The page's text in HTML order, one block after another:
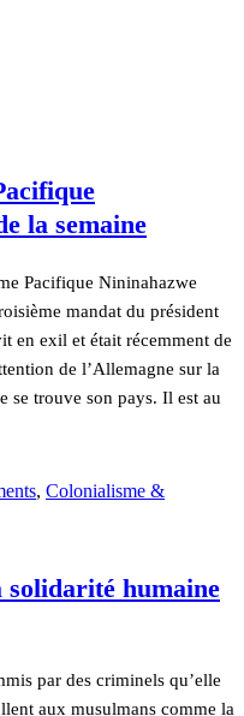
la semaine
Pacifique Nininahazwe
mandat du président
en exil et était récemment de
de l’Allemagne sur la
se trouve son pays. Il est au
, Colonialisme &
humaine
par des criminels qu’elle
aux musulmans comme la